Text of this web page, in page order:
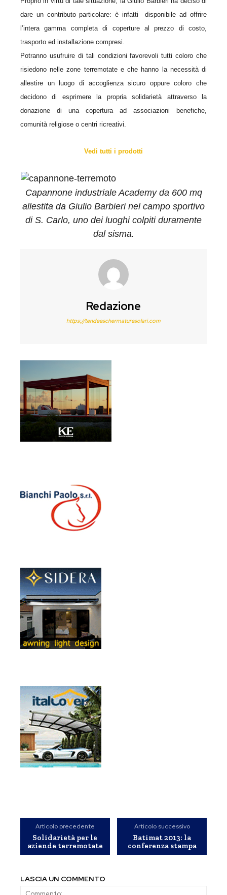
dare un contributo particolare: è infatti disponibile ad offrire
l’intera gamma completa di coperture al prezzo di costo,
trasporto ed installazione compresi.
Potranno usufruire di tali condizioni favorevoli tutti coloro che
risiedono nelle zone terremotate e che hanno la necessità di
allestire un luogo di accoglienza sicuro oppure coloro che
decidono di esprimere la propria solidarietà attraverso la
donazione di una copertura ad associazioni benefiche,
comunità religiose o centri ricreativi.
Vedi tutti i prodotti
Capannone industriale Academy da 600 mq
allestita da Giulio Barbieri nel campo sportivo
di S. Carlo, uno dei luoghi colpiti duramente
dal sisma.
Redazione
https://tendeeschermaturesolari.com
Articolo precedente
Solidarietà per le
aziende terremotate
Articolo successivo
Batimat 2013: la
conferenza stampa
LASCIA UN COMMENTO